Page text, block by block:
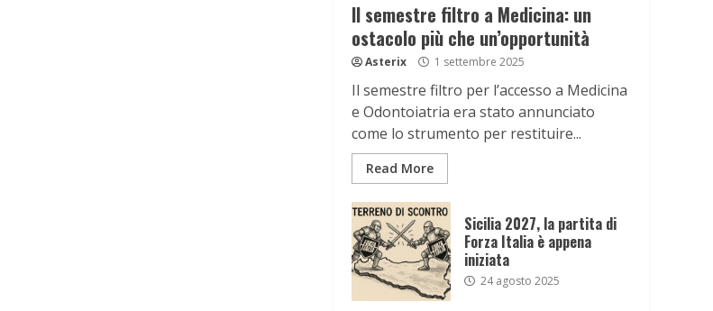
Il semestre filtro a Medicina: un
ostacolo più che un’opportunità
Asterix 1 settembre 2025
Il semestre filtro per l’accesso a Medicina
e Odontoiatria era stato annunciato
come lo strumento per restituire...
Read More
Sicilia 2027, la partita di
Forza Italia è appena
iniziata
24 agosto 2025